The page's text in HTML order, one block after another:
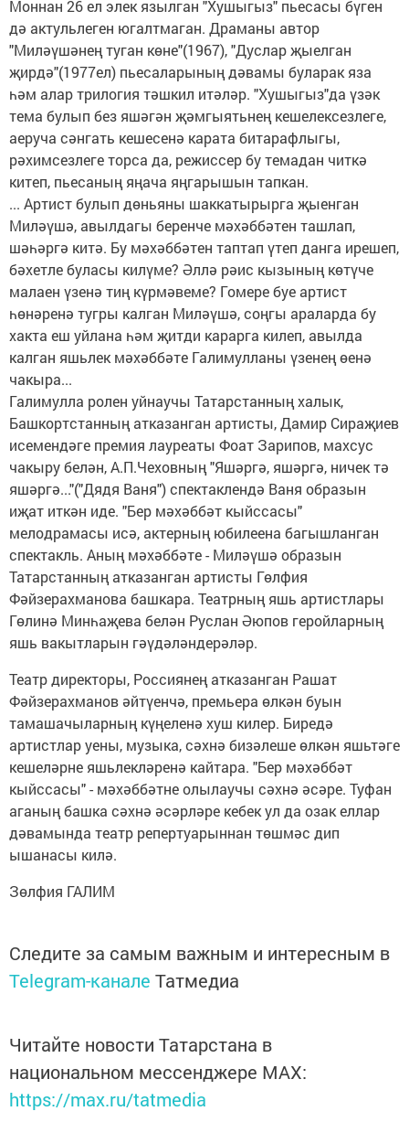
Моннан 26 ел элек язылган "Хушыгыз" пьесасы бүген
дә актульлеген югалтмаган. Драманы автор
"Миләүшәнең туган көне"(1967), "Дуслар җыелган
җирдә"(1977ел) пьесаларының дәвамы буларак яза
һәм алар трилогия тәшкил итәләр. "Хушыгыз"да үзәк
тема булып без яшәгән җәмгыятьнең кешелексезлеге,
аеруча сәнгать кешесенә карата битарафлыгы,
рәхимсезлеге торса да, режиссер бу темадан читкә
китеп, пьесаның яңача яңгарышын тапкан.
... Артист булып дөньяны шаккатырырга җыенган
Миләүшә, авылдагы беренче мәхәббәтен ташлап,
шәһәргә китә. Бу мәхәббәтен таптап үтеп данга ирешеп,
бәхетле буласы килүме? Әллә рәис кызының көтүче
малаен үзенә тиң күрмәвеме? Гомере буе артист
һөнәренә тугры калган Миләүшә, соңгы араларда бу
хакта еш уйлана һәм җитди карарга килеп, авылда
калган яшьлек мәхәббәте Галимулланы үзенең өенә
чакыра...
Галимулла ролен уйнаучы Татарстанның халык,
Башкортстанның атказанган артисты, Дамир Сираҗиев
исемендәге премия лауреаты Фоат Зарипов, махсус
чакыру белән, А.П.Чеховның "Яшәргә, яшәргә, ничек тә
яшәргә..."("Дядя Ваня") спектаклендә Ваня образын
иҗат иткән иде. "Бер мәхәббәт кыйссасы"
мелодрамасы исә, актерның юбилеена багышланган
спектакль. Аның мәхәббәте - Миләүшә образын
Татарстанның атказанган артисты Гөлфия
Фәйзерахманова башкара. Театрның яшь артистлары
Гөлинә Минһаҗева белән Руслан Әюпов геройларның
яшь вакытларын гәүдәләндерәләр.
Театр директоры, Россиянең атказанган Рашат
Фәйзерахманов әйтүенчә, премьера өлкән буын
тамашачыларның күңеленә хуш килер. Биредә
артистлар уены, музыка, сәхнә бизәлеше өлкән яшьтәге
кешеләрне яшьлекләренә кайтара. "Бер мәхәббәт
кыйссасы" - мәхәббәтне олылаучы сәхнә әсәре. Туфан
аганың башка сәхнә әсәрләре кебек ул да озак еллар
дәвамында театр репертуарыннан төшмәс дип
ышанасы килә.
Зөлфия ГАЛИМ
Следите за самым важным и интересным в
Telegram-канале Татмедиа
Читайте новости Татарстана в
национальном мессенджере MАХ:
https://max.ru/tatmedia